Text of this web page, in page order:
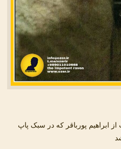
ابراهیم پورباقر که در سبک پاپ